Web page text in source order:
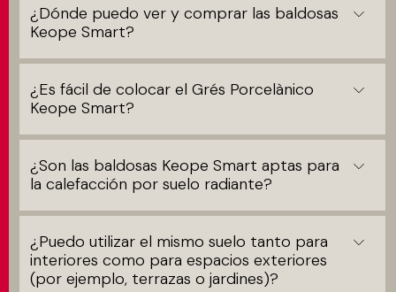
¿Dónde puedo ver y comprar las baldosas
Keope Smart?
¿Es fácil de colocar el Grés Porcelànico
Keope Smart?
¿Son las baldosas Keope Smart aptas para
la calefacción por suelo radiante?
¿Puedo utilizar el mismo suelo tanto para
interiores como para espacios exteriores
(por ejemplo, terrazas o jardines)?